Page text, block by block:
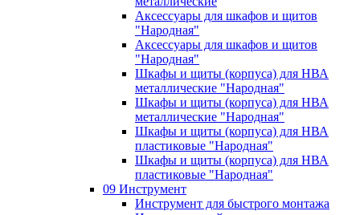
Аксессуары для шкафов и щитов
"Народная"
Аксессуары для шкафов и щитов
"Народная"
Шкафы и щиты (корпуса) для НВА
металлические "Народная"
Шкафы и щиты (корпуса) для НВА
металлические "Народная"
Шкафы и щиты (корпуса) для НВА
пластиковые "Народная"
Шкафы и щиты (корпуса) для НВА
пластиковые "Народная"
09 Инструмент
Инструмент для быстрого монтажа